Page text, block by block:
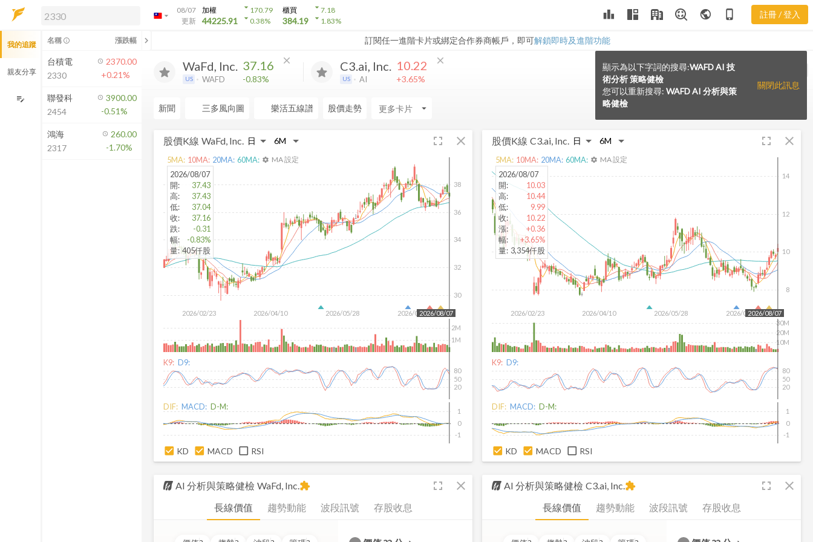
arrow_drop_down
08/07
更新
加權
44225.91
arrow_drop_down170.79
arrow_drop_down0.38%
櫃買
384.19
arrow_drop_down7.18
arrow_drop_down1.83% leaderboard public phone_iphone 註冊 / 登入
訂閱任一進階卡片或綁定合作券商帳戶，即可解鎖即時及進階功能
解鎖即時行情及進階功能
方案」，即可解鎖以下功能：
即時行情
即時市況與排行
成交金額熱力圖
前往方案訂閱
如何綁定合作券商
顯示為以下字詞的搜尋:WAFD AI 技
術分析 策略健檢
您可以重新搜尋: WAFD AI 分析與策
略健檢
關閉此訊息
WaFd, Inc.
US WAFD
37.16
-0.83%
close C3.ai, Inc.
US AI
10.22
+3.65%
close
新聞 三多風向圖 樂活五線譜 股價走勢 arrow_drop_down
股價K線 WaFd, Inc. fullscreen close
2026/02/23 2026/04/10 2026/05/28 2026/07/16
30
32
34
36
38
2026/08/07
1M
2M
2026/08/07
開:
37.43
高:
37.43
低:
37.04
收:
37.16
跌:
-0.31
幅:
-0.83%
量: 405仟股
5MA: 10MA: 20MA: 60MA: settings MA 設定
K9: D9:
20
50
80
DIF: MACD: D-M:
-1
0
1
KD MACD RSI
股價K線 C3.ai, Inc. fullscreen close
2026/02/23 2026/04/10 2026/05/28 2026/07/16
8
10
12
14
2026/08/07
10M
20M
30M
2026/08/07
開:
10.03
高:
10.44
低:
9.99
收:
10.22
漲:
+0.36
幅:
+3.65%
量: 3,354仟股
5MA: 10MA: 20MA: 60MA: settings MA 設定
K9: D9:
20
50
80
DIF: MACD: D-M:
-1
0
1
KD MACD RSI
AI 分析與策略健檢 WaFd, Inc. fullscreen close
extension
長線價值 趨勢動能 波段訊號 存股收息
AI 分析與策略健檢 C3.ai, Inc. fullscreen close
extension
長線價值 趨勢動能 波段訊號 存股收息
我的追蹤
親友分享
edit_note
名稱 info_outline 漲跌幅 chevron_left
台積電
2330
2370.00
+0.21%
聯發科
2454
3900.00
-0.51%
鴻海
2317
260.00
-1.70%